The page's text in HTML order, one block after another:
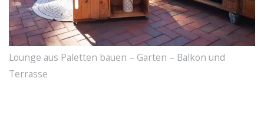
Lounge aus Paletten bauen – Garten – Balkon und
Terrasse